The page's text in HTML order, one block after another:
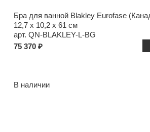
Бра для ванной Blakley Eurofase
12,7 x 10,2 x 61 см
арт. QN-BLAKLEY-L-BG
75 370 ₽
В наличии